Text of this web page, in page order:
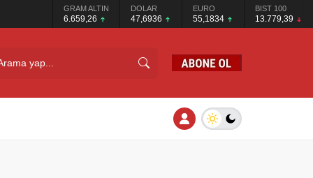
GRAM ALTIN
6.659,26
DOLAR
47,6936
EURO
55,1834
BIST 100
13.779,39